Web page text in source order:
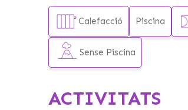
Calefacció Piscina
Sense Piscina
ACTIVITATS